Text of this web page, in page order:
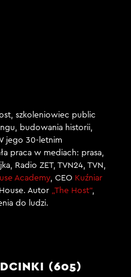
szkoleniowiec public
budowania historii,
jego 30-letnim
praca w mediach: prasa,
Radio ZET, TVN24, TVN,
Academy, CEO Kuźniar
Autor „The Host”,
do ludzi.
(605)